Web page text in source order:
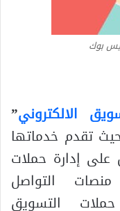
بوك
الالكتروني”
تقدم خدماتها
إدارة حملات
التواصل
التسويق